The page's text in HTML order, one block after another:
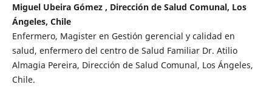
Miguel Ubeira Gómez , Dirección de Salud Comunal, Los
Ángeles, Chile
Enfermero, Magister en Gestión gerencial y calidad en
salud, enfermero del centro de Salud Familiar Dr. Atilio
Almagia Pereira, Dirección de Salud Comunal, Los Ángeles,
Chile.